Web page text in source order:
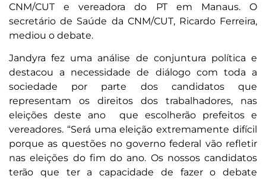
CNM/CUT e vereadora do PT em Manaus. O
secretário de Saúde da CNM/CUT, Ricardo Ferreira,
mediou o debate.
Jandyra fez uma análise de conjuntura política e
destacou a necessidade de diálogo com toda a
sociedade por parte dos candidatos que
representam os direitos dos trabalhadores, nas
eleições deste ano que escolherão prefeitos e
vereadores. “Será uma eleição extremamente difícil
porque as questões no governo federal vão refletir
nas eleições do fim do ano. Os nossos candidatos
terão que ter a capacidade de fazer o debate